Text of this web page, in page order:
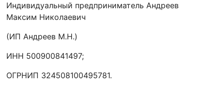
Индивидуальный предприниматель Андреев
Максим Николаевич
(ИП Андреев М.Н.)
ИНН 500900841497;
ОГРНИП 324508100495781.